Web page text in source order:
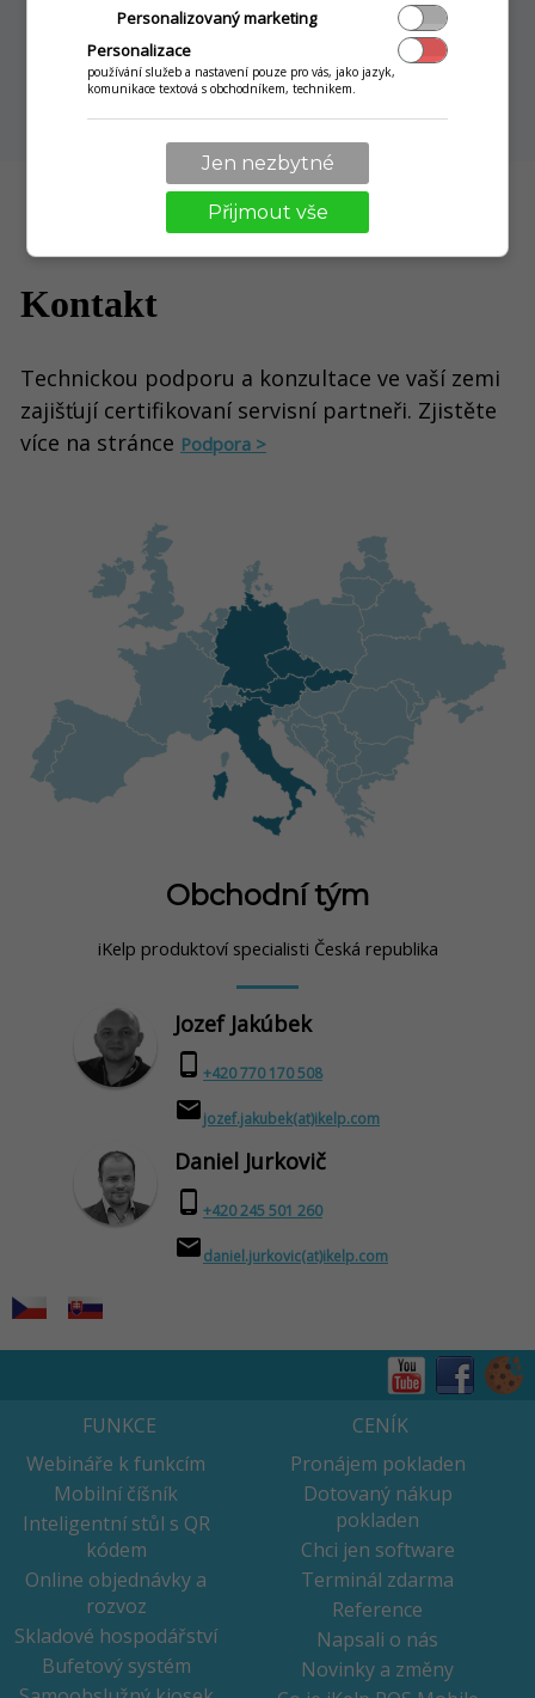
Kontakt
Technickou podporu a konzultace ve vaší zemi
zajišťují certifikovaní servisní partneři. Zjistěte
více na stránce Podpora >
Obchodní tým
iKelp produktoví specialisti Česká republika
Jozef Jakúbek
phone_android +420 770 170 508
emailjozef.jakubek(at)ikelp.com
Daniel Jurkovič
phone_android +420 245 501 260
emaildaniel.jurkovic(at)ikelp.com
FUNKCE
Webináře k funkcím
Mobilní číšník
Inteligentní stůl s QR
kódem
Online objednávky a
rozvoz
Skladové hospodářství
Bufetový systém
CENÍK
Pronájem pokladen
Dotovaný nákup
pokladen
Chci jen software
Terminál zdarma
Reference
Napsali o nás
Novinky a změny
Personalizovaný marketing
Personalizace
používání služeb a nastavení pouze pro vás, jako jazyk,
komunikace textová s obchodníkem, technikem.
Jen nezbytné
Přijmout vše